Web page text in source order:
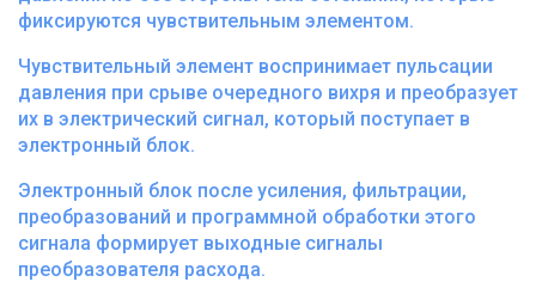
фиксируются чувствительным элементом.
Чувствительный элемент воспринимает пульсации
давления при срыве очередного вихря и преобразует
их в электрический сигнал, который поступает в
электронный блок.
Электронный блок после усиления, фильтрации,
преобразований и программной обработки этого
сигнала формирует выходные сигналы
преобразователя расхода.